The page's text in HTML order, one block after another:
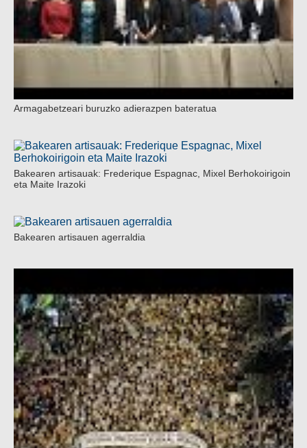
Armagabetzeari buruzko adierazpen bateratua
Bakearen artisauak: Frederique Espagnac, Mixel Berhokoirigoin
eta Maite Irazoki
Bakearen artisauen agerraldia